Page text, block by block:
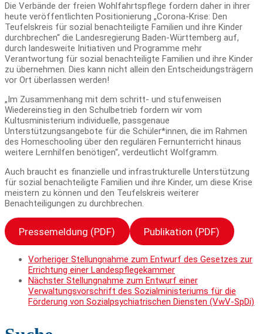
Die Verbände der freien Wohlfahrtspflege fordern daher in ihrer
heute veröffentlichten Positionierung „Corona-Krise: Den
Teufelskreis für sozial benachteiligte Familien und ihre Kinder
durchbrechen“ die Landesregierung Baden-Württemberg auf,
durch landesweite Initiativen und Programme mehr
Verantwortung für sozial benachteiligte Familien und ihre Kinder
zu übernehmen. Dies kann nicht allein den Entscheidungsträgern
vor Ort überlassen werden!
„Im Zusammenhang mit dem schritt- und stufenweisen
Wiedereinstieg in den Schulbetrieb fordern wir vom
Kultusministerium individuelle, passgenaue
Unterstützungsangebote für die Schüler*innen, die im Rahmen
des Homeschooling über den regulären Fernunterricht hinaus
weitere Lernhilfen benötigen“, verdeutlicht Wolfgramm.
Auch braucht es finanzielle und infrastrukturelle Unterstützung
für sozial benachteiligte Familien und ihre Kinder, um diese Krise
meistern zu können und den Teufelskreis weiterer
Benachteiligungen zu durchbrechen.
Pressemeldung (PDF) Publikation (PDF)
Vorheriger Stellungnahme zum Entwurf des Gesetzes zur
Errichtung einer Landespflegekammer
Nächster Stellungnahme zum Entwurf einer
Verwaltungsvorschrift des Sozialministeriums für die
Förderung von Sozialpsychiatrischen Diensten (VwV-SpDi)